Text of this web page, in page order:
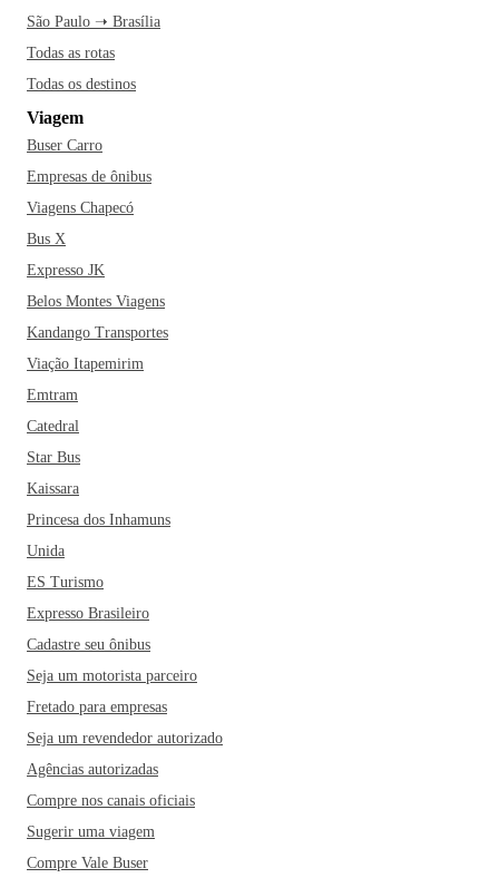
São Paulo ➝ Brasília
Todas as rotas
Todas os destinos
Viagem
Buser Carro
Empresas de ônibus
Viagens Chapecó
Bus X
Expresso JK
Belos Montes Viagens
Kandango Transportes
Viação Itapemirim
Emtram
Catedral
Star Bus
Kaissara
Princesa dos Inhamuns
Unida
ES Turismo
Expresso Brasileiro
Cadastre seu ônibus
Seja um motorista parceiro
Fretado para empresas
Seja um revendedor autorizado
Agências autorizadas
Compre nos canais oficiais
Sugerir uma viagem
Compre Vale Buser